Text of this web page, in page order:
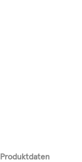
Produktdaten